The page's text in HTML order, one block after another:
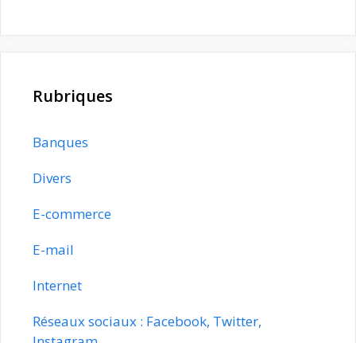
Rubriques
Banques
Divers
E-commerce
E-mail
Internet
Réseaux sociaux : Facebook, Twitter,